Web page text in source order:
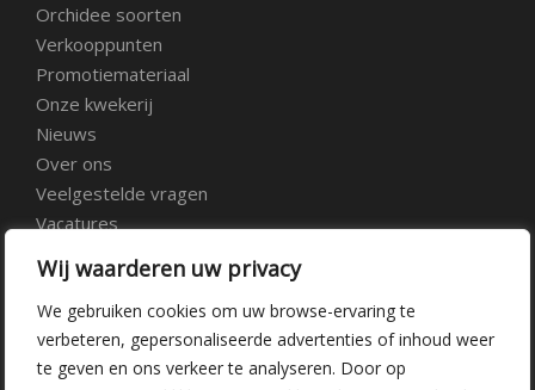
Wij waarderen uw privacy
We gebruiken cookies om uw browse-ervaring te
verbeteren, gepersonaliseerde advertenties of inhoud weer
te geven en ons verkeer te analyseren. Door op
Orchidee soorten
Verkooppunten
Promotiemateriaal
Onze kwekerij
Nieuws
Over ons
Veelgestelde vragen
Vacatures
Kwekerij Delfgauw
Vrederustlaan 10